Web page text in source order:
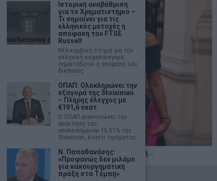
Η αληθινή παιδεία ξεκινά από την ψυχή…
© 2026 - marketnews.gr - All Rights Reserved
Ιστορική αναβάθμιση
για το Χρηματιστήριο –
Τι σημαίνει για τις
ελληνικές μετοχές η
απόφαση του FTSE
Russell
Μία κομβική στιγμή για την
ελληνική κεφαλαιαγορά
σηματοδοτεί η απόφαση του
διεθνούς
ΟΠΑΠ: Ολοκληρώνει την
εξαγορά της Stoiximan
– Πλήρης έλεγχος με
€191,6 εκατ.
Ο ΟΠΑΠ ανακοινώνει την
απόκτηση του
υπολειπόμενου 15,51% της
Stoiximan, έναντι τιμήματος
Ν. Παπαθανάσης:
«Προφανώς δεν μιλάμε
για κακουργηματική
πράξη στα Τέμπη»